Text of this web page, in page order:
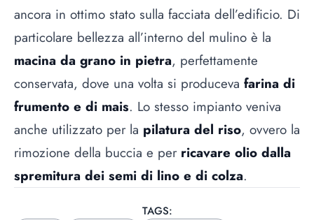
ancora in ottimo stato sulla facciata dell’edificio. Di
particolare bellezza all’interno del mulino è la
macina da grano in pietra, perfettamente
conservata, dove una volta si produceva farina di
frumento e di mais. Lo stesso impianto veniva
anche utilizzato per la pilatura del riso, ovvero la
rimozione della buccia e per ricavare olio dalla
spremitura dei semi di lino e di colza.
TAGS: